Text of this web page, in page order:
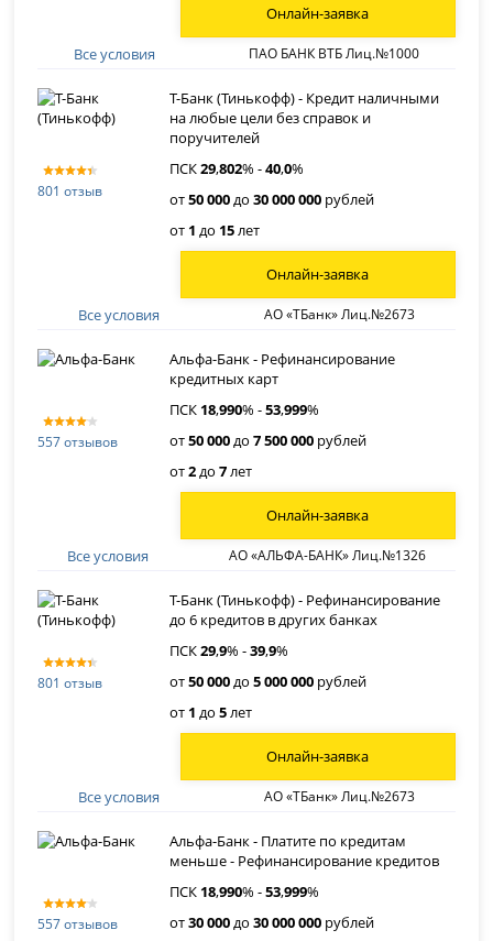
Все условия ПАО БАНК ВТБ Лиц.№1000
Онлайн-заявка
801 отзыв
Т-Банк (Тинькофф) - Кредит наличными
на любые цели без справок и
поручителей
ПСК29,802% -40,0%
от50 000до30 000 000 рублей
от 1 до 15лет
Все условия АО «ТБанк» Лиц.№2673
Онлайн-заявка
557 отзывов
Альфа-Банк - Рефинансирование
кредитных карт
ПСК 18,990% -53,999%
от50 000до7 500 000 рублей
от2до7лет
Все условия АО «АЛЬФА-БАНК» Лиц.№1326
Онлайн-заявка
801 отзыв
Т-Банк (Тинькофф) - Рефинансирование
до 6 кредитов в других банках
ПСК29,9% -39,9%
от50 000до5 000 000 рублей
от 1 до5лет
Все условия АО «ТБанк» Лиц.№2673
Онлайн-заявка
557 отзывов
Альфа-Банк - Платите по кредитам
меньше - Рефинансирование кредитов
ПСК 18,990% -53,999%
от30 000до30 000 000 рублей